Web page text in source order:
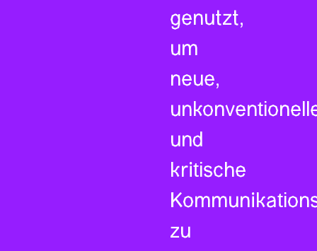
genutzt,
um
neue,
und
kritische
zu